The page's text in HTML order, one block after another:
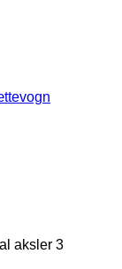
aksler 3